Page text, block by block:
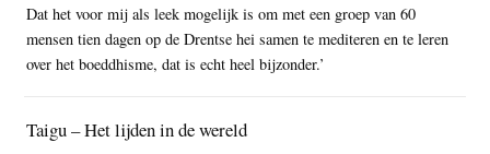
Dat het voor mij als leek mogelijk is om met een groep van 60
mensen tien dagen op de Drentse hei samen te mediteren en te leren
over het boeddhisme, dat is echt heel bijzonder.’
Taigu – Het lijden in de wereld